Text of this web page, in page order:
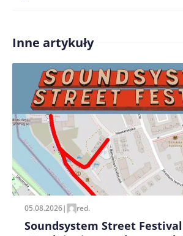
Inne artykuły
05.08.2026| red.
Soundsystem Street Festival